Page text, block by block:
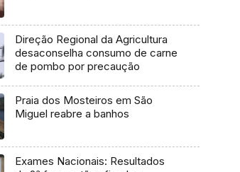
Direção Regional da Agricultura
desaconselha consumo de carne
de pombo por precaução
Praia dos Mosteiros em São
Miguel reabre a banhos
Exames Nacionais: Resultados